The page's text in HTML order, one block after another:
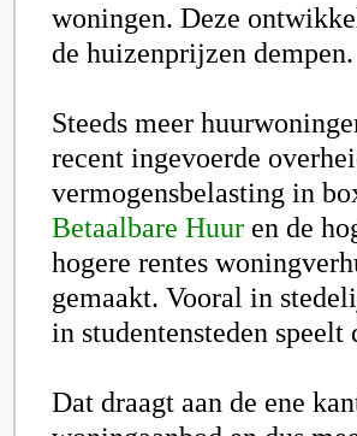
woningen. Deze
de huizenprijzen dempen.
Steeds meer
recent ingevoerde
vermogensbelasting in
Betaalbare Huur en de
hogere rentes
gemaakt. Vooral in
in studentensteden
Dat draagt aan de ene